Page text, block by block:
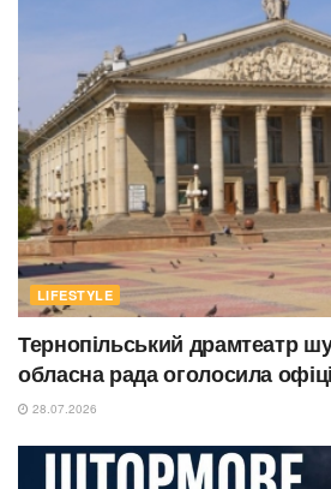
LIFESTYLE
Тернопільський драмтеатр
обласна рада оголосила
28.07.2026